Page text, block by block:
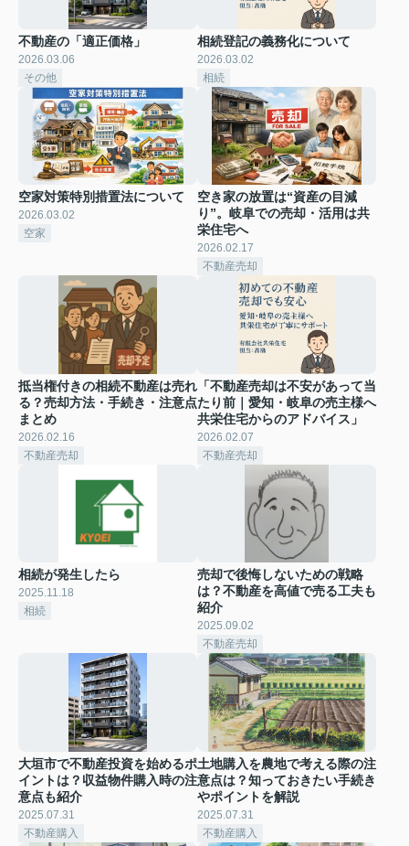
不動産の「適正価格」
2026.03.06
その他
相続登記の義務化について
2026.03.02
相続
空家対策特別措置法について
2026.03.02
空家
空き家の放置は“資産の目減
り”。岐阜での売却・活用は共
栄住宅へ
2026.02.17
不動産売却
抵当権付きの相続不動産は売れ
る？売却方法・手続き・注意点
まとめ
2026.02.16
不動産売却
「不動産売却は不安があって当
たり前｜愛知・岐阜の売主様へ
共栄住宅からのアドバイス」
2026.02.07
不動産売却
相続が発生したら
2025.11.18
相続
売却で後悔しないための戦略
は？不動産を高値で売る工夫も
紹介
2025.09.02
不動産売却
大垣市で不動産投資を始めるポ
イントは？収益物件購入時の注
意点も紹介
2025.07.31
不動産購入
土地購入を農地で考える際の注
意点は？知っておきたい手続き
やポイントを解説
2025.07.31
不動産購入